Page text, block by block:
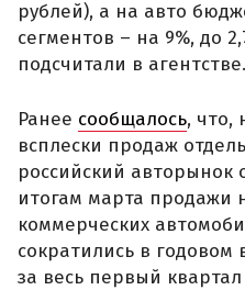
рублей), а на авто
сегментов – на 9%, до
подсчитали в агентстве.
Ранее сообщалось, что,
всплески продаж
российский авторынок
итогам марта продажи
коммерческих
сократились в
за весь первый